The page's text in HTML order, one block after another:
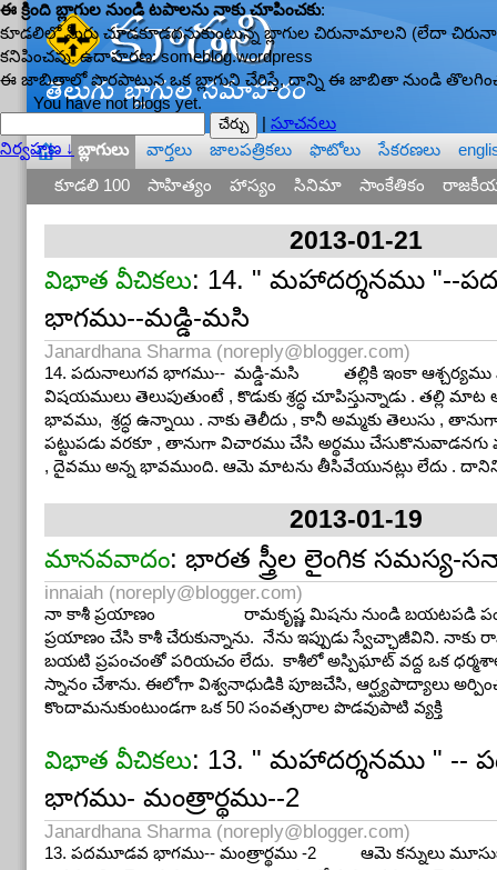
ఈ క్రింది బ్లాగుల నుండి టపాలను నాకు చూపించకు:
కూడలిలో మీరు చూడకూడదనుకుంటున్న బ్లాగుల చిరునామాలని (లేదా
కనిపించవు. ఉదాహరణ: someblog.wordpress
ఈ జాబితాలో పొరపాటున ఒక బ్లాగుని చేరిస్తే, దాన్ని ఈ జాబితా నుండి
You have not blogs yet.
| సూచనలు
నిర్వహణ ↓ బ్లాగులు వార్తలు జాలపత్రికలు ఫొటోలు సేకరణలు
కూడలి 100 సాహిత్యం హాస్యం సినిమా సాంకేతికం
2013-01-21
విభాత వీచికలు: 14. " మహాదర్శనము "--
భాగము--మడ్డి-మసి
Janardhana Sharma (noreply@blogger.com)
14. పదునాలుగవ భాగము-- మడ్డి-మసి తల్లికి ఇంకా ఆశ్చర్యము
విషయములు తెలుపుతుంటే , కొడుకు శ్రద్ధ చూపిస్తున్నాడు . తల్లి
భావము, శ్రద్ధ ఉన్నాయి . నాకు తెలీదు , కానీ అమ్మకు తెలుసు ,
పట్టుపడు వరకూ , తానుగా విచారము చేసి అర్థము చేసుకొనువాడనగు
, దైవము అన్న భావముంది. ఆమె మాటను తీసివేయునట్లు లేదు .
2013-01-19
మానవవాదం: భారత స్త్రీల లైంగిక సమస్య-
innaiah (noreply@blogger.com)
నా కాశీ ప్రయాణం రామకృష్ణ మిషను నుండి బయటపడి
ప్రయాణం చేసి కాశీ చేరుకున్నాను. నేను ఇప్పుడు స్వేచ్ఛాజీవిని. నాకు
బయటి ప్రపంచంతో పరియచం లేదు. కాశీలో అస్పిఘాట్ వద్ద ఒక
స్నానం చేశాను. ఈలోగా విశ్వనాధుడికి పూజచేసి, ఆర్ఘ్యపాద్యాలు
కొందామనుకుంటుండగా ఒక 50 సంవత్సరాల పొడవుపాటి వ్యక్తి
విభాత వీచికలు: 13. " మహాదర్శనము " --
భాగము- మంత్రార్థము--2
Janardhana Sharma (noreply@blogger.com)
13. పదమూడవ భాగము-- మంత్రార్థము -2 ఆమె కన్నులు